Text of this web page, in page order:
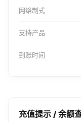
网络制式
支持产品
到账时间
充值提示 / 余额